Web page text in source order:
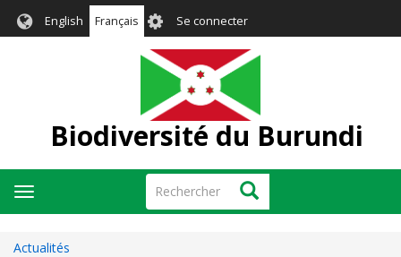
English Français User
account
menu
Se connecter
Biodiversité du Burundi
Rechercher Rechercher
Toggle
navigation
Actualités